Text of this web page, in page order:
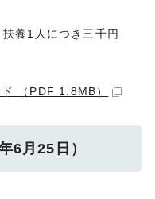
扶養1人につき三千円
（PDF 1.8MB）
6月25日）